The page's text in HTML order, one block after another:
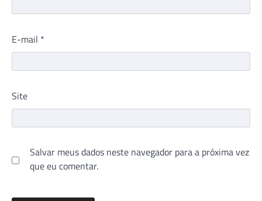
E-mail *
Site
Salvar meus dados neste navegador para a próxima vez
que eu comentar.